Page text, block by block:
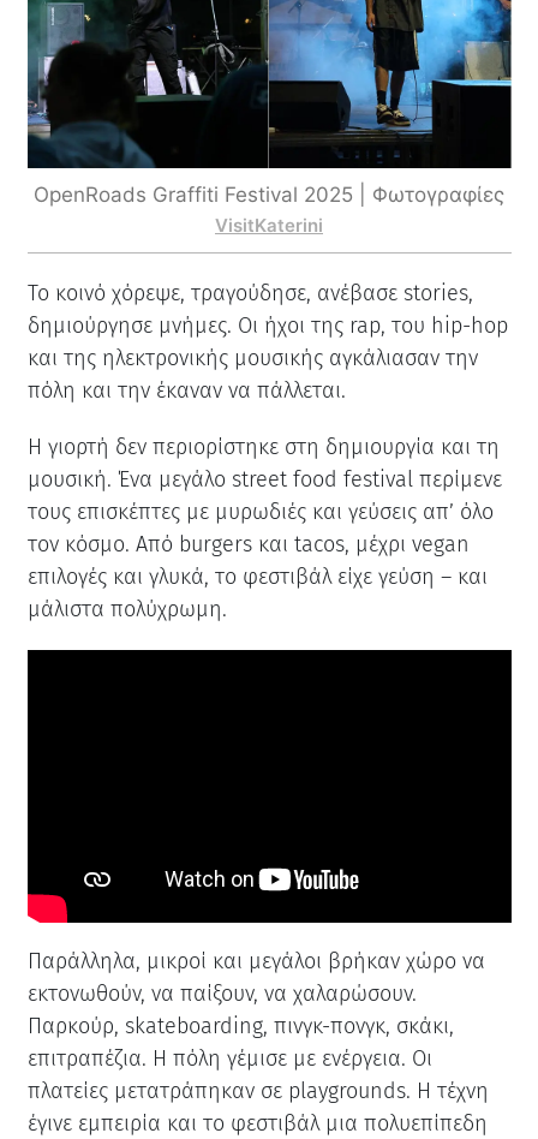
OpenRoads Graffiti Festival 2025 | Φωτογραφίες
VisitKaterini
Το κοινό χόρεψε, τραγούδησε, ανέβασε stories,
δημιούργησε μνήμες. Οι ήχοι της rap, του hip-hop
και της ηλεκτρονικής μουσικής αγκάλιασαν την
πόλη και την έκαναν να πάλλεται.
Η γιορτή δεν περιορίστηκε στη δημιουργία και τη
μουσική. Ένα μεγάλο street food festival περίμενε
τους επισκέπτες με μυρωδιές και γεύσεις απ’ όλο
τον κόσμο. Από burgers και tacos, μέχρι vegan
επιλογές και γλυκά, το φεστιβάλ είχε γεύση – και
μάλιστα πολύχρωμη.
Παράλληλα, μικροί και μεγάλοι βρήκαν χώρο να
εκτονωθούν, να παίξουν, να χαλαρώσουν.
Παρκούρ, skateboarding, πινγκ-πονγκ, σκάκι,
επιτραπέζια. Η πόλη γέμισε με ενέργεια. Οι
πλατείες μετατράπηκαν σε playgrounds. Η τέχνη
έγινε εμπειρία και το φεστιβάλ μια πολυεπίπεδη